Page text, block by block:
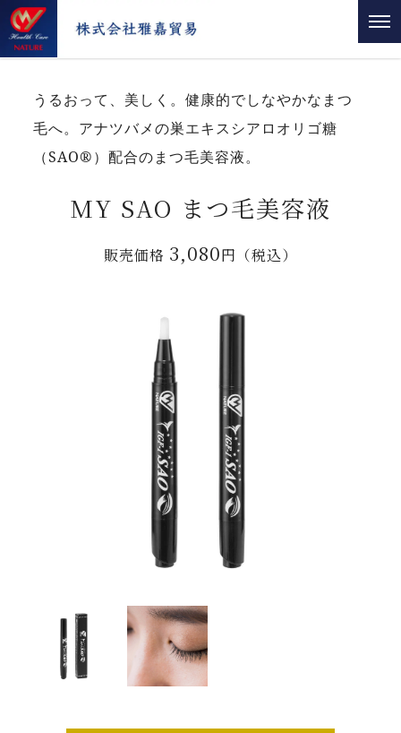
うるおって、美しく。健康的でしなやかなまつ
毛へ。アナツバメの巣エキスシアロオリゴ糖
（SAO®）配合のまつ毛美容液。
MY SAO まつ毛美容液
販売価格 3,080円（税込）